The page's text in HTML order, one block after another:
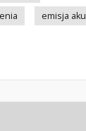
emisja